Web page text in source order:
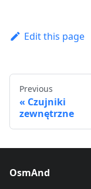
Edit this page
Previous
Czujniki
zewnętrzne
OsmAnd